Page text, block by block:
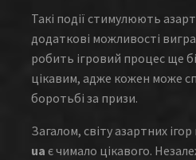
Такі події стимулюють
додаткові можливості
робить ігровий процес ще
цікавим, адже кожен може
боротьбі за призи.
Загалом, світу азартних
ua є чимало цікавого.